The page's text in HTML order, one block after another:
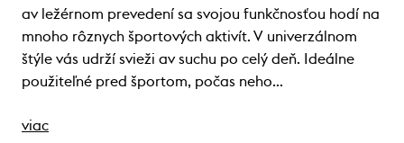
av ležérnom prevedení sa svojou funkčnosťou hodí na
mnoho rôznych športových aktivít. V univerzálnom
štýle vás udrží svieži av suchu po celý deň. Ideálne
použiteľné pred športom, počas neho…
viac